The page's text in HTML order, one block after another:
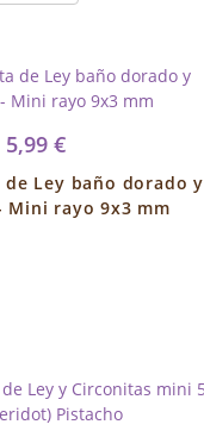
5,99 €
Ley baño dorado y
Mini rayo 9x3 mm